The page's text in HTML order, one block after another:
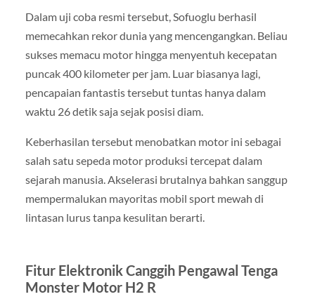
Dalam uji coba resmi tersebut, Sofuoglu berhasil
memecahkan rekor dunia yang mencengangkan. Beliau
sukses memacu motor hingga menyentuh kecepatan
puncak 400 kilometer per jam. Luar biasanya lagi,
pencapaian fantastis tersebut tuntas hanya dalam
waktu 26 detik saja sejak posisi diam.
Keberhasilan tersebut menobatkan motor ini sebagai
salah satu sepeda motor produksi tercepat dalam
sejarah manusia. Akselerasi brutalnya bahkan sanggup
mempermalukan mayoritas mobil sport mewah di
lintasan lurus tanpa kesulitan berarti.
Fitur Elektronik Canggih Pengawal Tenga
Monster Motor H2 R